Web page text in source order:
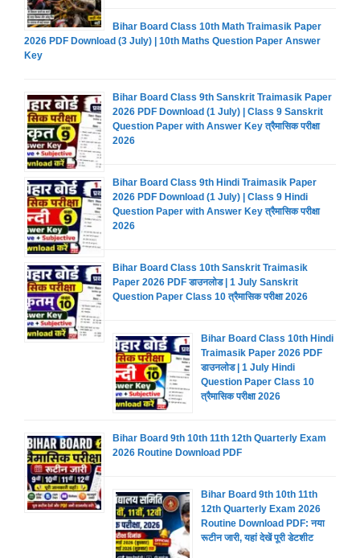
Bihar Board Class 10th Math Traimasik Paper
2026 PDF Download (3 July) | 10th Maths Question Paper Answer
Key
Bihar Board Class 9th Sanskrit Traimasik Paper
2026 PDF Download (1 July) | Class 9 Sanskrit
Question Paper with Answer Key त्रैमासिक परीक्षा
2026
Bihar Board Class 9th Hindi Traimasik Paper
2026 PDF Download (1 July) | Class 9 Hindi
Question Paper with Answer Key त्रैमासिक परीक्षा
2026
Bihar Board Class 10th Sanskrit Traimasik
Paper 2026 PDF डाउनलोड | 1 July Sanskrit
Question Paper Class 10 त्रैमासिक परीक्षा 2026
Bihar Board Class 10th Hindi
Traimasik Paper 2026 PDF
डाउनलोड | 1 July Hindi
Question Paper Class 10
त्रैमासिक परीक्षा 2026
Bihar Board 9th 10th 11th 12th Quarterly Exam
2026 Routine Download PDF
Bihar Board 9th 10th 11th
12th Quarterly Exam 2026
Routine Download PDF: नया
रूटीन जारी, यहां देखें पूरी डेटशीट